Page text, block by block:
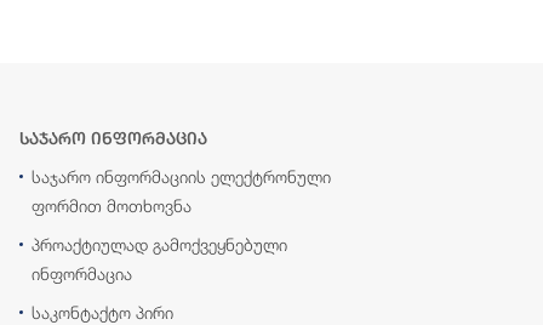
საჯარო ინფორმაცია
საჯარო ინფორმაციის ელექტრონული
ფორმით მოთხოვნა
პროაქტიულად გამოქვეყნებული
ინფორმაცია
საკონტაქტო პირი